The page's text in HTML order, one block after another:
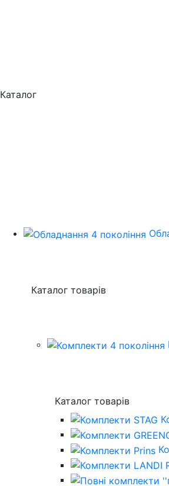
Каталог
Каталог товарів
Каталог товарів